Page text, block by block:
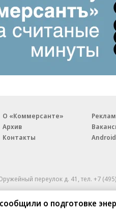
сообщили о подготовке
О «Коммерсанте»
Архив
Контакты
Android
переулок д. 41,тел. +7
имя сайта: kommersant.ru)
связи, информационных